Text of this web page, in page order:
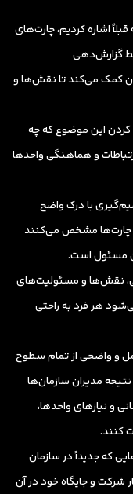
اشاره کردیم، چارت‌های
گزارش‌دهی
کمک می‌کند تا نقش‌ها و
کردن این موضوع که چه
و هماهنگی واحدها
با درک واضح
چارت‌ها مشخص می‌کنند
مسئول است.
نقش‌ها و مسئولیت‌های
هر فرد به راحتی
و واضحی از تمام سطوح
مدیران سازمان‌ها
و نیازهای واحدها،
کنند.
که جدیداً در سازمان
شرکت و جایگاه خود در آن